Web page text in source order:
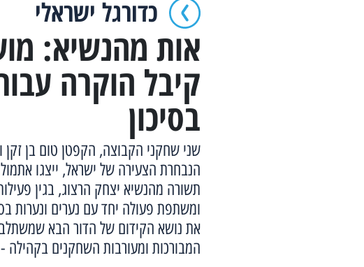
כדורגל ישראלי
אות מהנשיא:
קיבל הוקרה
בסיכון
שני שחקני הקבוצה, הקפטן טום בן
הנבחרת הצעירה של ישראל, ייצגו
תשורה מהנשיא יצחק הרצוג, בגין
ומשתפת פעולה יחד עם נערים ונערות
את נושא הקידום של הדור הבא שמשתלב
המבורכות ומעורבות השחקנים בקהילה